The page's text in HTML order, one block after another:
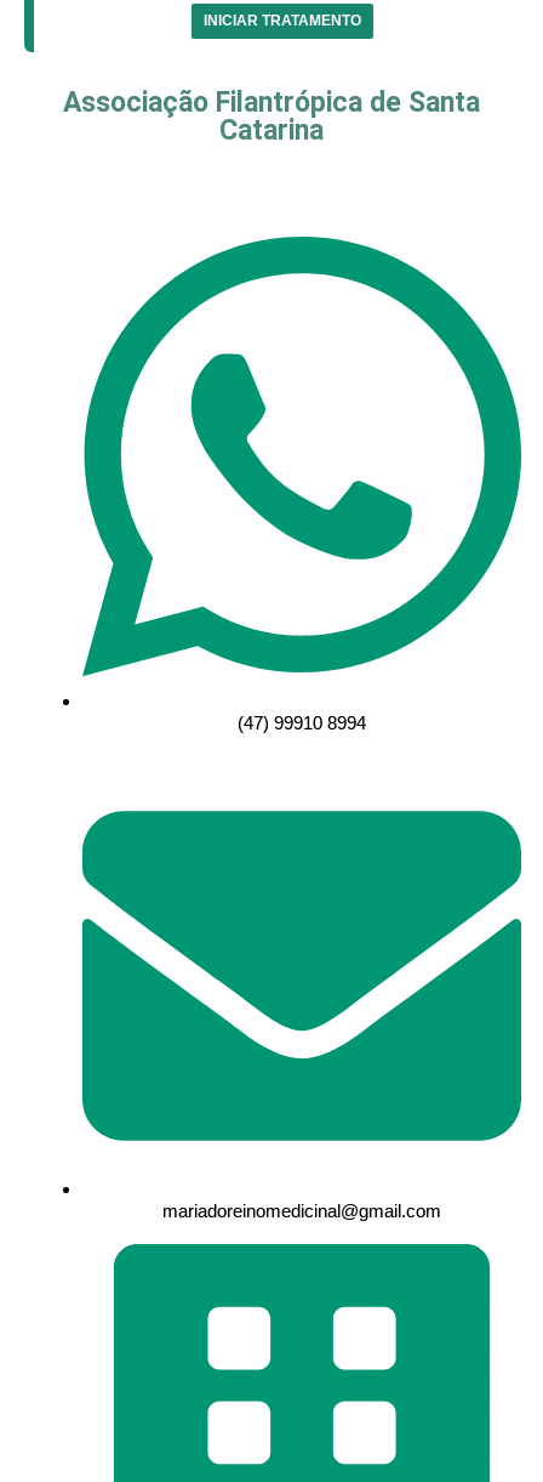
INICIAR TRATAMENTO
Associação Filantrópica de Santa
Catarina
(47) 99910 8994
mariadoreinomedicinal@gmail.com